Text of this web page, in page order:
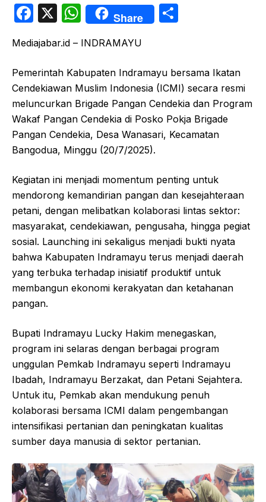
F
c
e
b
o
o
k
X
W
h
at
s
A
p
p
Share
e
Mediajabar.id – INDRAMAYU
Pemerintah Kabupaten Indramayu bersama Ikatan
Cendekiawan Muslim Indonesia (ICMI) secara resmi
meluncurkan Brigade Pangan Cendekia dan Program
Wakaf Pangan Cendekia di Posko Pokja Brigade
Pangan Cendekia, Desa Wanasari, Kecamatan
Bangodua, Minggu (20/7/2025).
Kegiatan ini menjadi momentum penting untuk
mendorong kemandirian pangan dan kesejahteraan
petani, dengan melibatkan kolaborasi lintas sektor:
masyarakat, cendekiawan, pengusaha, hingga pegiat
sosial. Launching ini sekaligus menjadi bukti nyata
bahwa Kabupaten Indramayu terus menjadi daerah
yang terbuka terhadap inisiatif produktif untuk
membangun ekonomi kerakyatan dan ketahanan
pangan.
Bupati Indramayu Lucky Hakim menegaskan,
program ini selaras dengan berbagai program
unggulan Pemkab Indramayu seperti Indramayu
Ibadah, Indramayu Berzakat, dan Petani Sejahtera.
Untuk itu, Pemkab akan mendukung penuh
kolaborasi bersama ICMI dalam pengembangan
intensifikasi pertanian dan peningkatan kualitas
sumber daya manusia di sektor pertanian.